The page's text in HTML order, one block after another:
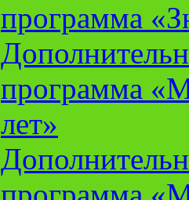
программа
программа
лет»